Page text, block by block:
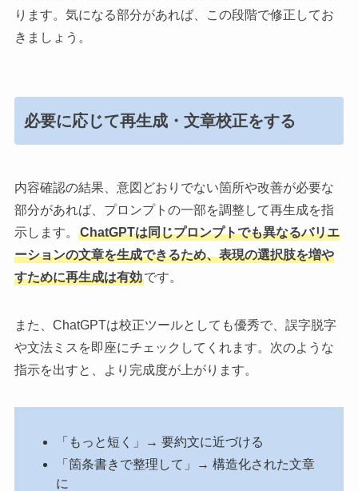
ります。気になる部分があれば、この段階で修正してお
きましょう。
必要に応じて再生成・文章校正をする
内容確認の結果、意図どおりでない箇所や改善が必要な
部分があれば、プロンプトの一部を調整して再生成を指
示します。
ChatGPTは同じプロンプトでも異なるバリエ
ーションの文章を生成できるため、表現の選択肢を増や
すために再生成は有効です。
また、ChatGPTは校正ツールとしても優秀で、誤字脱字
や文法ミスを即座にチェックしてくれます。次のような
指示を出すと、より完成度が上がります。
「もっと短く」→ 要約文に近づける
「箇条書きで整理して」→ 構造化された文章
に